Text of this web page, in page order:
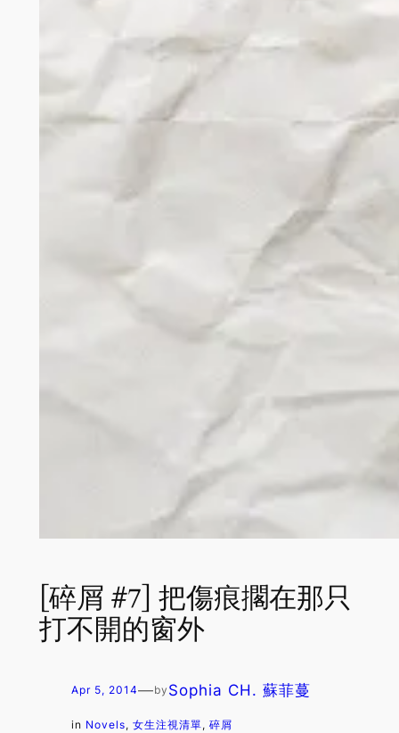
[碎屑 #7] 把傷痕擱在那只
打不開的窗外
Apr 5, 2014—by Sophia CH. 蘇菲蔓
in Novels, 女生注視清單, 碎屑